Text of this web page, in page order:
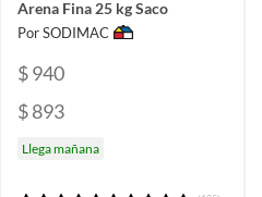
Arena Fina 25 kg Saco
Por SODIMAC
$ 940
$ 893
Llega mañana